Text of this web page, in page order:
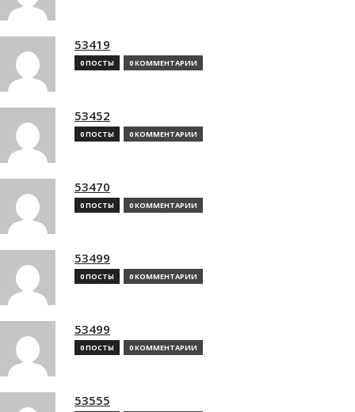
53419
0 ПОСТЫ 0 КОММЕНТАРИИ
53452
0 ПОСТЫ 0 КОММЕНТАРИИ
53470
0 ПОСТЫ 0 КОММЕНТАРИИ
53499
0 ПОСТЫ 0 КОММЕНТАРИИ
53499
0 ПОСТЫ 0 КОММЕНТАРИИ
53555